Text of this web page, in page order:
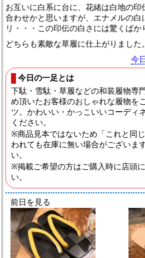
お互いに白系に台に、花緒は白地の印
合わせかと思いますが、エナメルの白
リ・・・この印伝の白さには驚くばか
どちらも素敵な草履に仕上がりました。
今
今日の一足とは
下駄・雪駄・草履などの和装履物専
め頂いたお客様のおしゃれな履物を
ツ。かわいい・かっこいいコーディ
ください。
※商品見本ではないため「これと同
われても在庫に無い場合がございま
い。
※掲載ご希望の方はご購入時に店頭
い。
前日を見る